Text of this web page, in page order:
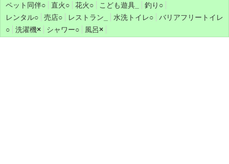
ペット同伴○ 直火○ 花火○ こども遊具 釣り ○
レンタル○ 売店○ レストラン 水洗トイレ○
バリアフリートイレ
○
洗濯機× シャワー○ 風呂×